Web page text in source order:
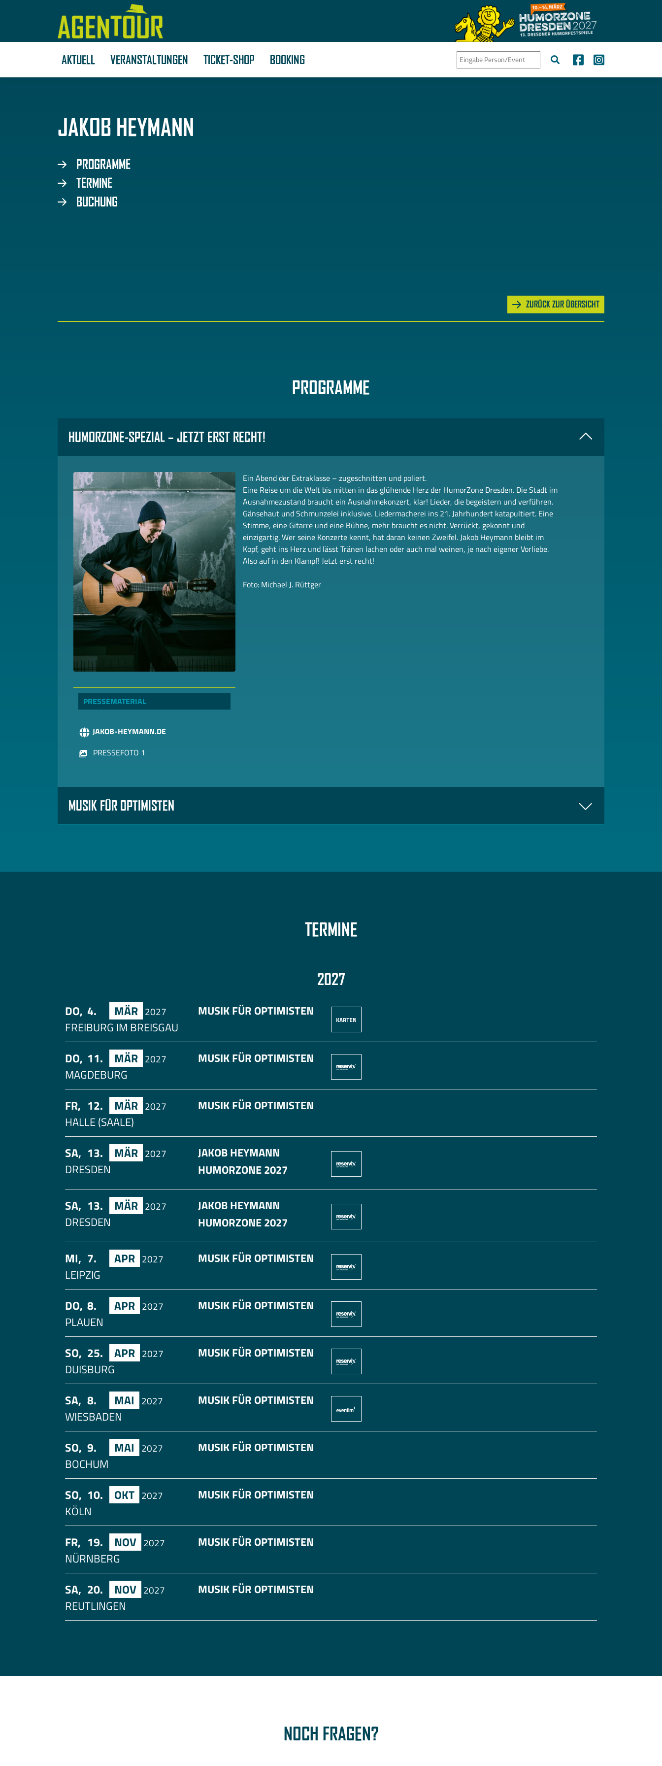
AKTUELL VERANSTALTUNGEN TICKET-SHOP BOOKING
JAKOB HEYMANN
PROGRAMME
TERMINE
BUCHUNG
ZURÜCK ZUR ÜBERSICHT
PROGRAMME
HUMORZONE-SPEZIAL – JETZT ERST RECHT!
PRESSEMATERIAL
JAKOB-HEYMANN.DE
PRESSEFOTO 1
Ein Abend der Extraklasse – zugeschnitten und poliert.
Eine Reise um die Welt bis mitten in das glühende Herz der HumorZone Dresden. Die Stadt im
Ausnahmezustand braucht ein Ausnahmekonzert, klar! Lieder, die begeistern und verführen.
Gänsehaut und Schmunzelei inklusive. Liedermacherei ins 21. Jahrhundert katapultiert. Eine
Stimme, eine Gitarre und eine Bühne, mehr braucht es nicht. Verrückt, gekonnt und
einzigartig. Wer seine Konzerte kennt, hat daran keinen Zweifel. Jakob Heymann bleibt im
Kopf, geht ins Herz und lässt Tränen lachen oder auch mal weinen, je nach eigener Vorliebe.
Also auf in den Klampf! Jetzt erst recht!
Foto: Michael J. Rüttger
MUSIK FÜR OPTIMISTEN
TERMINE
2027
DO, 4. MÄR 2027
FREIBURG IM BREISGAU
MUSIK FÜR OPTIMISTEN
DO, 11. MÄR 2027
MAGDEBURG
MUSIK FÜR OPTIMISTEN
FR, 12. MÄR 2027
HALLE (SAALE)
MUSIK FÜR OPTIMISTEN
SA, 13. MÄR 2027
DRESDEN
JAKOB HEYMANN
HUMORZONE 2027
SA, 13. MÄR 2027
DRESDEN
JAKOB HEYMANN
HUMORZONE 2027
MI, 7. APR 2027
LEIPZIG
MUSIK FÜR OPTIMISTEN
DO, 8. APR 2027
PLAUEN
MUSIK FÜR OPTIMISTEN
SO, 25. APR 2027
DUISBURG
MUSIK FÜR OPTIMISTEN
SA, 8. MAI 2027
WIESBADEN
MUSIK FÜR OPTIMISTEN
SO, 9. MAI 2027
BOCHUM
MUSIK FÜR OPTIMISTEN
SO, 10. OKT 2027
KÖLN
MUSIK FÜR OPTIMISTEN
FR, 19. NOV 2027
NÜRNBERG
MUSIK FÜR OPTIMISTEN
SA, 20. NOV 2027
REUTLINGEN
MUSIK FÜR OPTIMISTEN
NOCH FRAGEN?